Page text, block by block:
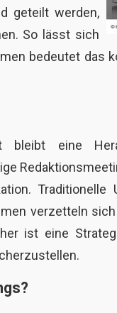
geteilt werden,
So lässt sich
bedeutet das
bleibt eine
Traditionelle
verzetteln
ist eine